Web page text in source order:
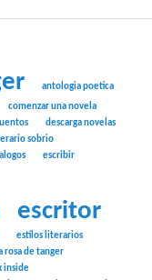
antologia poetica
comenzar una novela
descarga novelas
sobrio
escribir
escritor
estilos literarios
rosa de tanger
inside